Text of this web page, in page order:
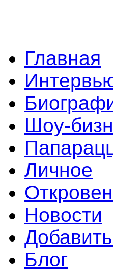
Главная
Шоу-
Личное
Новости
Блог